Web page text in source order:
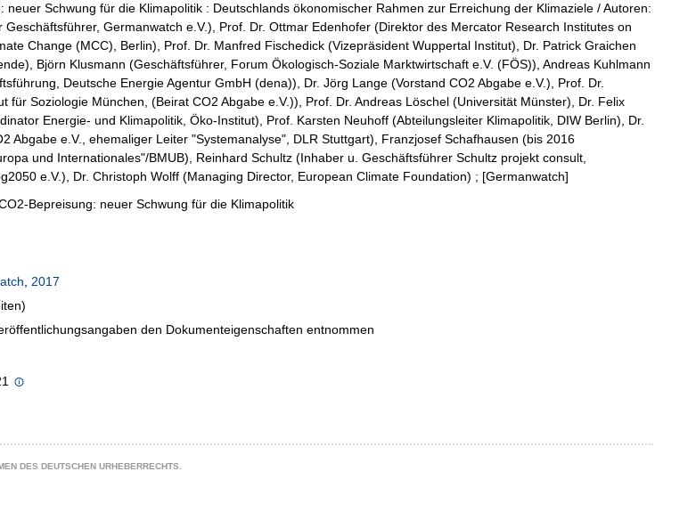
neuer Schwung für die Klimapolitik : Deutschlands ökonomischer Rahmen zur Erreichung der Klimaziele / Autoren:
Geschäftsführer, Germanwatch e.V.), Prof. Dr. Ottmar Edenhofer (Direktor des Mercator Research Institutes on
Change (MCC), Berlin), Prof. Dr. Manfred Fischedick (Vizepräsident Wuppertal Institut), Dr. Patrick Graichen
Björn Klusmann (Geschäftsführer, Forum Ökologisch-Soziale Marktwirtschaft e.V. (FÖS)), Andreas Kuhlmann
Deutsche Energie Agentur GmbH (dena)), Dr. Jörg Lange (Vorstand CO2 Abgabe e.V.), Prof. Dr.
für Soziologie München, (Beirat CO2 Abgabe e.V.)), Prof. Dr. Andreas Löschel (Universität Münster), Dr. Felix
Energie- und Klimapolitik, Öko-Institut), Prof. Karsten Neuhoff (Abteilungsleiter Klimapolitik, DIW Berlin), Dr.
Abgabe e.V., ehemaliger Leiter "Systemanalyse", DLR Stuttgart), Franzjosef Schafhausen (bis 2016
und Internationales"/BMUB), Reinhard Schultz (Inhaber u. Geschäftsführer Schultz projekt consult,
e.V.), Dr. Christoph Wolff (Managing Director, European Climate Foundation) ; [Germanwatch]
Bepreisung: neuer Schwung für die Klimapolitik
, 2017
den Dokumenteigenschaften entnommen
DES DEUTSCHEN URHEBERRECHTS.